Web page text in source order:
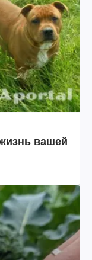
вашей